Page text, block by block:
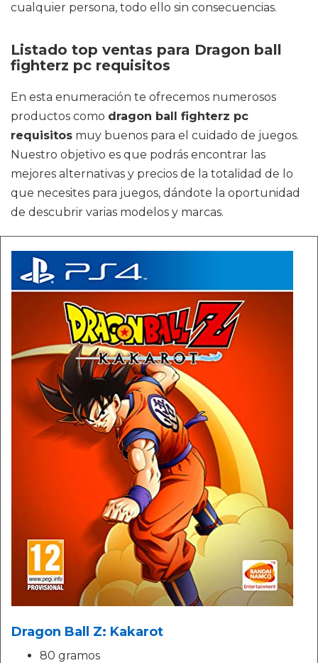
cualquier persona, todo ello sin consecuencias.
Listado top ventas para Dragon ball
fighterz pc requisitos
En esta enumeración te ofrecemos numerosos
productos como dragon ball fighterz pc
requisitos muy buenos para el cuidado de juegos.
Nuestro objetivo es que podrás encontrar las
mejores alternativas y precios de la totalidad de lo
que necesites para juegos, dándote la oportunidad
de descubrir varias modelos y marcas.
Dragon Ball Z: Kakarot
80 gramos